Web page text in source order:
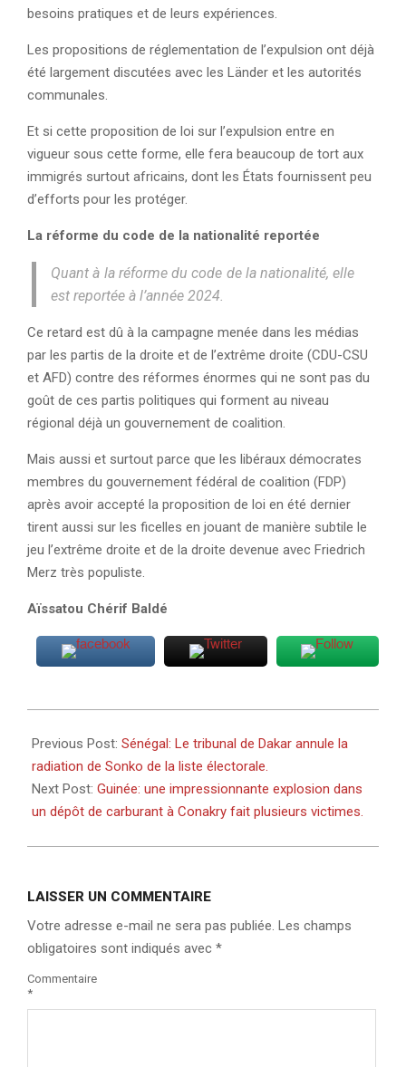
besoins pratiques et de leurs expériences.
Les propositions de réglementation de l’expulsion ont déjà
été largement discutées avec les Länder et les autorités
communales.
Et si cette proposition de loi sur l’expulsion entre en
vigueur sous cette forme, elle fera beaucoup de tort aux
immigrés surtout africains, dont les États fournissent peu
d’efforts pour les protéger.
La réforme du code de la nationalité reportée
Quant à la réforme du code de la nationalité, elle
est reportée à l’année 2024.
Ce retard est dû à la campagne menée dans les médias
par les partis de la droite et de l’extrême droite (CDU-CSU
et AFD) contre des réformes énormes qui ne sont pas du
goût de ces partis politiques qui forment au niveau
régional déjà un gouvernement de coalition.
Mais aussi et surtout parce que les libéraux démocrates
membres du gouvernement fédéral de coalition (FDP)
après avoir accepté la proposition de loi en été dernier
tirent aussi sur les ficelles en jouant de manière subtile le
jeu l’extrême droite et de la droite devenue avec Friedrich
Merz très populiste.
Aïssatou Chérif Baldé
12-
16
Previous Post: Sénégal: Le tribunal de Dakar annule la
radiation de Sonko de la liste électorale.
Next Post: Guinée: une impressionnante explosion dans
un dépôt de carburant à Conakry fait plusieurs victimes.
LAISSER UN COMMENTAIRE
Votre adresse e-mail ne sera pas publiée. Les champs
obligatoires sont indiqués avec *
Commentaire
*